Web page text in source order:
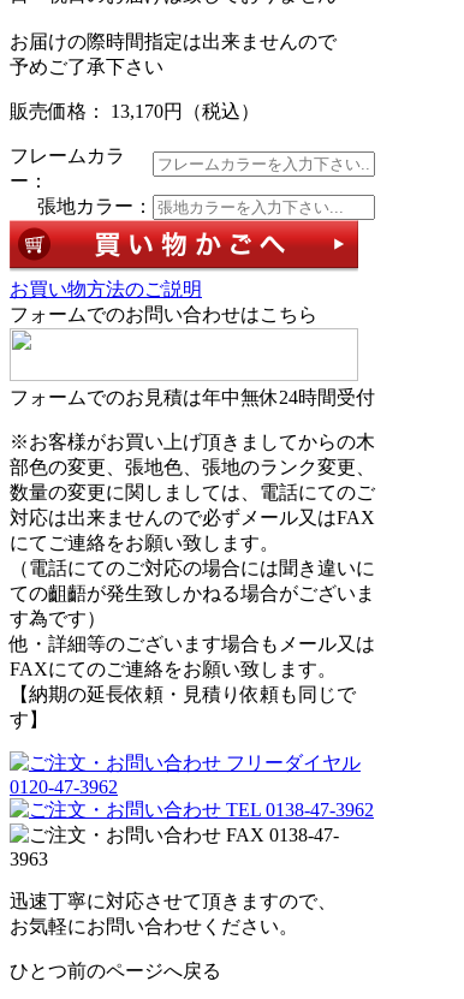
お届けの際時間指定は出来ませんので
予めご了承下さい
販売価格： 13,170円 （税込）
フレームカラ
ー：
張地カラー：
お買い物方法のご説明
フォームでのお問い合わせはこちら
フォームでのお見積は年中無休24時間受付
※お客様がお買い上げ頂きましてからの木
部色の変更、張地色、張地のランク変更、
数量の変更に関しましては、電話にてのご
対応は出来ませんので必ずメール又はFAX
にてご連絡をお願い致します。
（電話にてのご対応の場合には聞き違いに
ての齟齬が発生致しかねる場合がございま
す為です）
他・詳細等のございます場合もメール又は
FAXにてのご連絡をお願い致します。
【納期の延長依頼・見積り依頼も同じで
す】
迅速丁寧に対応させて頂きますので、
お気軽にお問い合わせください。
ひとつ前のページへ戻る